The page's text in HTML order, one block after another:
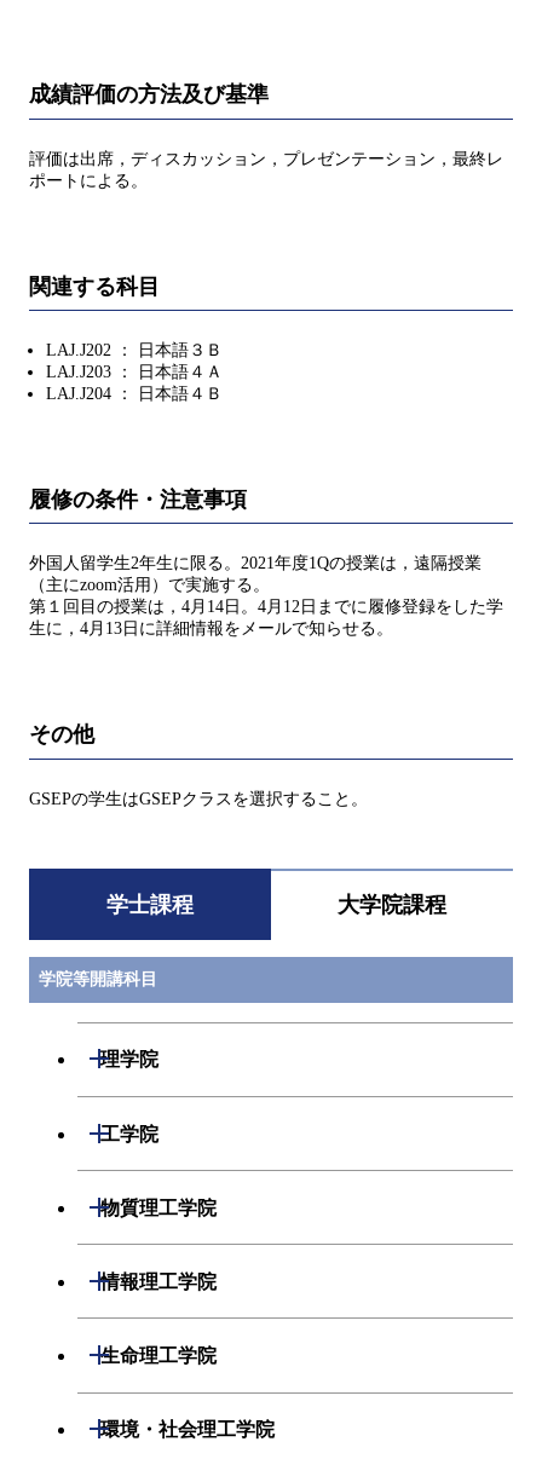
成績評価の方法及び基準
評価は出席，ディスカッション，プレゼンテーション，最終レ
ポートによる。
関連する科目
LAJ.J202 ： 日本語３Ｂ
LAJ.J203 ： 日本語４Ａ
LAJ.J204 ： 日本語４Ｂ
履修の条件・注意事項
外国人留学生2年生に限る。2021年度1Qの授業は，遠隔授業
（主にzoom活用）で実施する。
第１回目の授業は，4月14日。4月12日までに履修登録をした学
生に，4月13日に詳細情報をメールで知らせる。
その他
GSEPの学生はGSEPクラスを選択すること。
学士課程 大学院課程
学院等開講科目
理学院
開閉
化学系
初年次専門科目
創造プロセス科目
工学院
開閉
機械系
電気電子系
経営工学系
物質理工学院
開閉
材料系
初年次専門科目
情報理工学院
開閉
数理・計算科学系
生命理工学院
開閉
生命理工学系
環境・社会理工学院
開閉